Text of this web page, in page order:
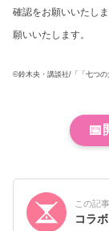
確認をお願いいたし
願いいたします。
©鈴木央・講談社/「「七つ
📅
この記
コラ